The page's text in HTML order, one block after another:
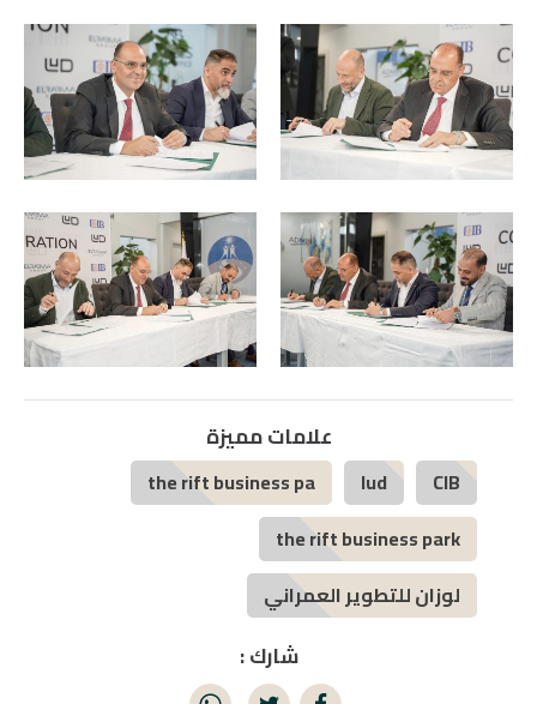
علامات مميزة
CIB
lud
the rift business pa
the rift business park
لوزان للتطوير العمراني
شارك :